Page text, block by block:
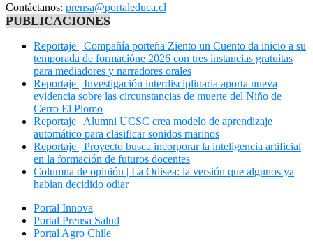
Contáctanos: prensa@portaleduca.cl
PUBLICACIONES
Reportaje | Compañía porteña Ziento un Cuento da inicio a su
temporada de formacióne 2026 con tres instancias gratuitas
para mediadores y narradores orales
Reportaje | Investigación interdisciplinaria aporta nueva
evidencia sobre las circunstancias de muerte del Niño de
Cerro El Plomo
Reportaje | Alumni UCSC crea modelo de aprendizaje
automático para clasificar sonidos marinos
Reportaje | Proyecto busca incorporar la inteligencia artificial
en la formación de futuros docentes
Columna de opinión | La Odisea: la versión que algunos ya
habían decidido odiar
Portal Innova
Portal Prensa Salud
Portal Agro Chile